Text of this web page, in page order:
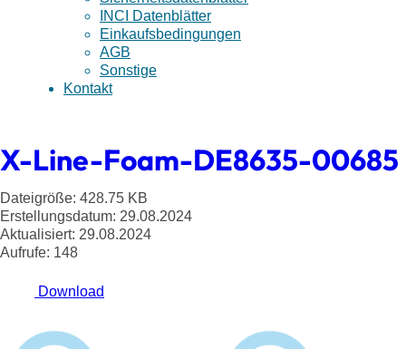
INCI Datenblätter
Einkaufsbedingungen
AGB
Sonstige
Kontakt
X-Line-Foam-DE8635-00685
Dateigröße: 428.75 KB
Erstellungsdatum: 29.08.2024
Aktualisiert: 29.08.2024
Aufrufe: 148
Download